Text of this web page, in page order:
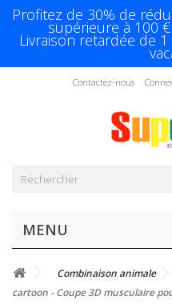
Profitez de 30% de
supérieure à 100
Livraison retardée de
Contactez-nous
MENU
Combinaison animale
cartoon - Coupe 3D musculaire